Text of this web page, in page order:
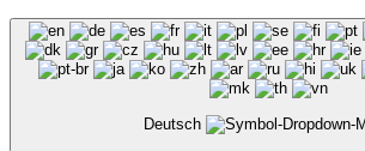
Deutsch